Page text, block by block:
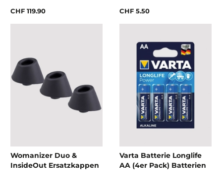
CHF 119.90 CHF 5.50
Womanizer Duo &
InsideOut Ersatzkappen
Varta Batterie Longlife
AA (4er Pack) Batterien